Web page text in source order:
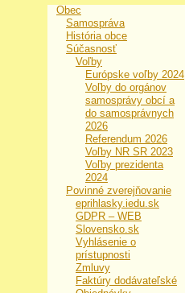
Obec
Samospráva
História obce
Súčasnosť
Voľby
Európske voľby 2024
Voľby do orgánov
samosprávy obcí a
do samosprávnych
2026
Referendum 2026
Voľby NR SR 2023
Voľby prezidenta
2024
Povinné zverejňovanie
eprihlasky.iedu.sk
GDPR – WEB
Slovensko.sk
Vyhlásenie o
prístupnosti
Zmluvy
Faktúry dodávateľské